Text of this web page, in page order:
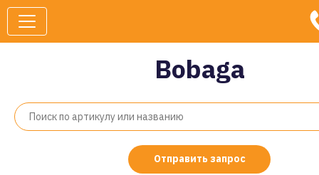
Bobaga
Отправить запрос